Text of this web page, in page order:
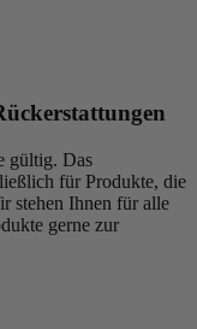
gültig. Das
für Produkte, die
stehen Ihnen für alle
gerne zur